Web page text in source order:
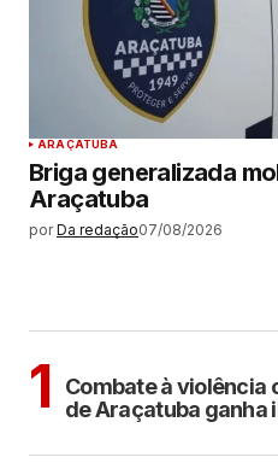
ARAÇATUBA
Briga generalizada
Araçatuba
por Da redação07/08/2026
1
Combate à violência
de Araçatuba ganha